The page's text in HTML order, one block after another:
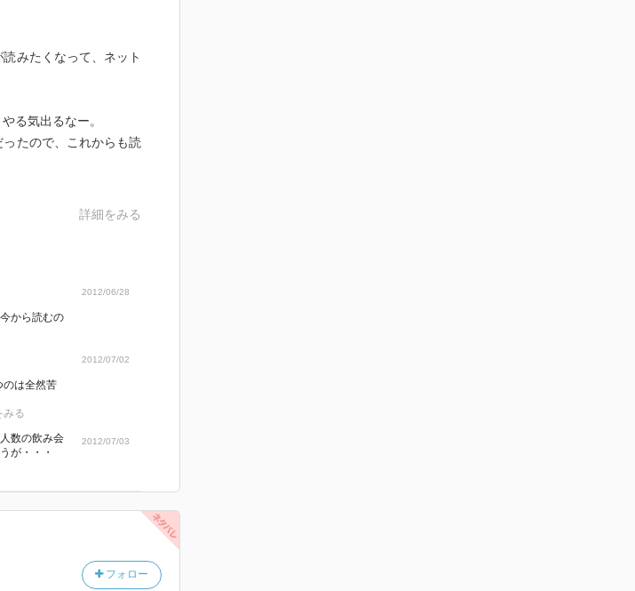
みたくなって、ネット
る気出るなー。
たので、これからも読
詳細をみる
から読むの
2012/06/28
のは全然苦
みる
2012/07/02
数の飲み会
が・・・
2012/07/03
フォロー